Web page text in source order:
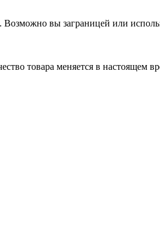
вы заграницей или
товара меняется в настоящем